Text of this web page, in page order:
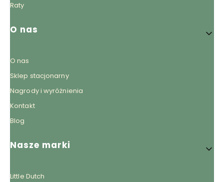
Raty
O nas
O nas
Sklep stacjonarny
Nagrody i wyróżnienia
Kontakt
Blog
Nasze marki
Little Dutch